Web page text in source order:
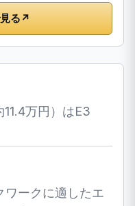
る ↗
万円）はE3
ワークに適したエ